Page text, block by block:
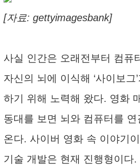
[자료: gettyimagesbank]
사실 인간은 오래전부터 컴퓨
자신의 뇌에 이식해 ‘사이보그
하기 위해 노력해 왔다. 영화
동대를 보면 뇌와 컴퓨터를
온다. 사이버 영화 속 이야기
기술 개발은 현재 진행형이다.